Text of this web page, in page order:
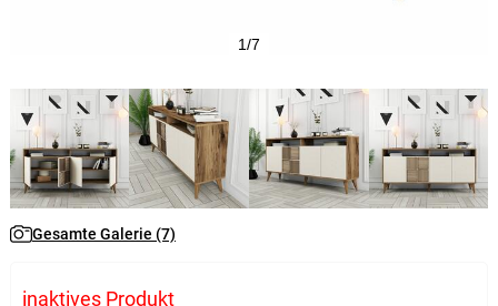
1/7
Gesamte Galerie (7)
inaktives Produkt